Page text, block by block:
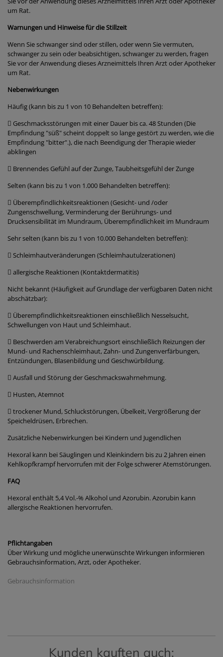
um Rat.
Warnungen und Hinweise für die Stillzeit
Wenn Sie schwanger sind oder stillen, oder wenn Sie vermuten,
schwanger zu sein oder beabsichtigen, schwanger zu werden, fragen
Sie vor der Anwendung dieses Arzneimittels Ihren Arzt oder Apotheker
um Rat.
Nebenwirkungen
Häufig (kann bis zu 1 von 10 Behandelten betreffen):
 Geschmacksstörungen mit einer Dauer bis ca. 48 Stunden (Die
Empfindung "süß" scheint doppelt so lange gestört zu werden, wie die
Empfindung "bitter".), die nach Beendigung der Therapie wieder
abklingen
 Brennendes Gefühl auf der Zunge, Taubheitsgefühl der Zunge
Selten (kann bis zu 1 von 1.000 Behandelten betreffen):
 Überempfindlichkeitsreaktionen (Gesicht- und /oder
Zungenschwellung, Verminderung der Berührungs- und
Drucksensibilität im Mundraum, Überempfindlichkeit im Mundraum
Sehr selten (kann bis zu 1 von 10.000 Behandelten betreffen):
 Schleimhautveränderungen (Schleimhautulzerationen)
 allergische Reaktionen (Kontaktdermatitis)
Nicht bekannt (Häufigkeit auf Grundlage der verfügbaren Daten nicht
abschätzbar):
 Überempfindlichkeitsreaktionen einschließlich Nesselsucht,
Schwellungen von Haut und Schleimhaut.
 Beschwerden am Verabreichungsort einschließlich Reizungen der
Mund- und Rachenschleimhaut, Zahn- und Zungenverfärbungen,
Entzündungen, Blasenbildung und Geschwürbildung.
 Ausfall und Störung der Geschmackswahrnehmung.
 Husten, Atemnot
 trockener Mund, Schluckstörungen, Übelkeit, Vergrößerung der
Speicheldrüsen, Erbrechen.
Zusätzliche Nebenwirkungen bei Kindern und Jugendlichen
Hexoral kann bei Säuglingen und Kleinkindern bis zu 2 Jahren einen
Kehlkopfkrampf hervorrufen mit der Folge schwerer Atemstörungen.
FAQ
Hexoral enthält 5,4 Vol.-% Alkohol und Azorubin. Azorubin kann
allergische Reaktionen hervorrufen.
Pflichtangaben
Über Wirkung und mögliche unerwünschte Wirkungen informieren
Gebrauchsinformation, Arzt, oder Apotheker.
Gebrauchsinformation
Kunden kauften auch: